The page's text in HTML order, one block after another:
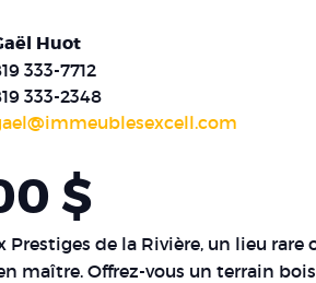
Huot
333-7712
333-2348
$
Prestiges de la Rivière, un lieu rare
maître. Offrez-vous un terrain